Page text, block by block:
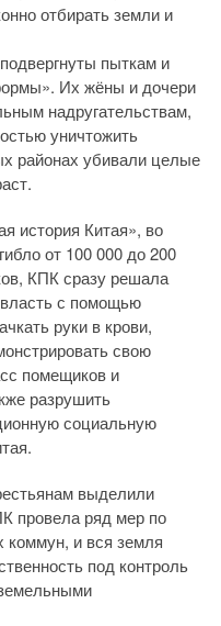
отбирать земли и
пыткам и
Их жёны и дочери
надругательствам,
уничтожить
районах убивали целые
история Китая», во
от 100 000 до 200
КПК сразу решала
с помощью
руки в крови,
свою
помещиков и
разрушить
социальную
выделили
провела ряд мер по
коммун, и вся земля
под контроль